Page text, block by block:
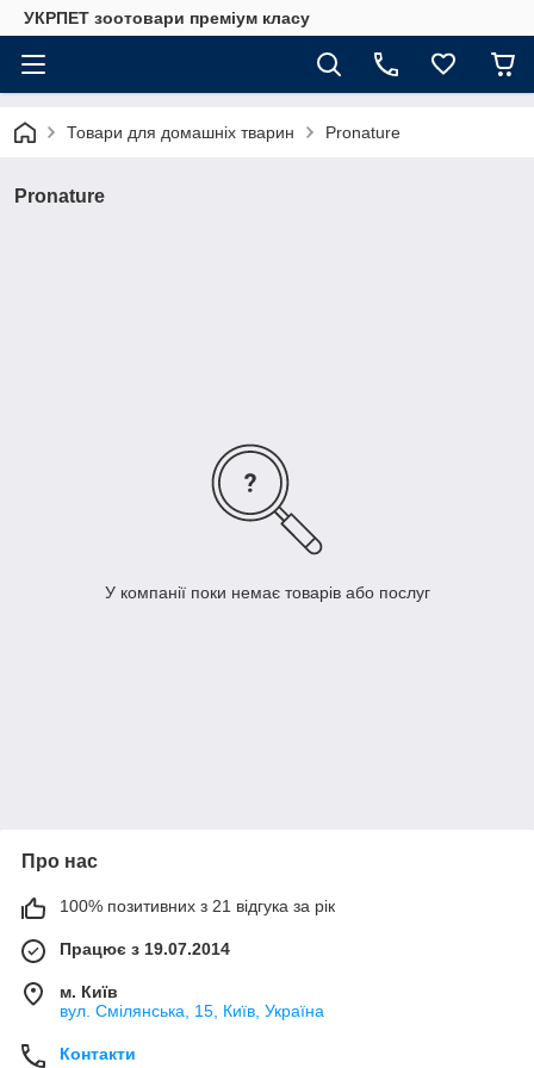
УКРПЕТ зоотовари преміум класу
Товари для домашніх тварин Pronature
Pronature
У компанії поки немає товарів або послуг
Про нас
100% позитивних з 21 відгука за рік
Працює з 19.07.2014
м. Київ
вул. Смілянська, 15, Київ, Україна
Контакти